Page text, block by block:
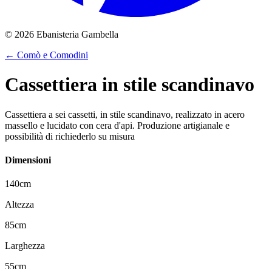
© 2026 Ebanisteria Gambella
← Comò e Comodini
Cassettiera in stile scandinavo
Cassettiera a sei cassetti, in stile scandinavo, realizzato in acero
massello e lucidato con cera d'api. Produzione artigianale e
possibilità di richiederlo su misura
Dimensioni
140cm
Altezza
85cm
Larghezza
55cm